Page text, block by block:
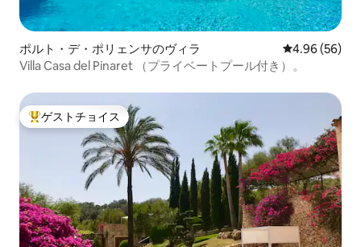
ポルト・デ・ポリェンサのヴィラ レビュー56
4.96 (56)
Villa Casa del Pinaret （プライベートプール付き）。
大好評のゲストチョイスです。
ゲストチョイス